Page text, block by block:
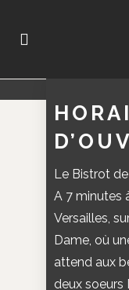
Le Bistrot
A 7 minutes
Versailles,
Dame, où
attend aux
deux soeurs